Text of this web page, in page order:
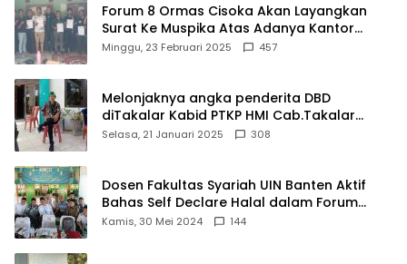
Forum 8 Ormas Cisoka Akan Layangkan
Surat Ke Muspika Atas Adanya Kantor
Matel di Cisoka
Minggu, 23 Februari 2025 457
Melonjaknya angka penderita DBD
diTakalar Kabid PTKP HMI Cab.Takalar
angkat bicara
Selasa, 21 Januari 2025 308
Dosen Fakultas Syariah UIN Banten Aktif
Bahas Self Declare Halal dalam Forum
Ijtima Ulama MUI
Kamis, 30 Mei 2024 144